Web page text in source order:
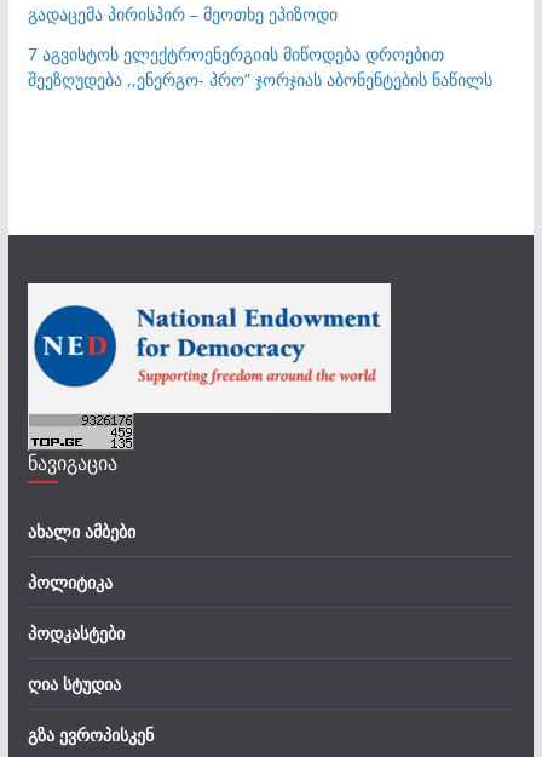
გადაცემა პირისპირ – მეოთხე ეპიზოდი
7 აგვისტოს ელექტროენერგიის მიწოდება დროებით
შეეზღუდება ,,ენერგო- პრო” ჯორჯიას აბონენტების ნაწილს
ნავიგაცია
ახალი ამბები
პოლიტიკა
პოდკასტები
ღია სტუდია
გზა ევროპისკენ